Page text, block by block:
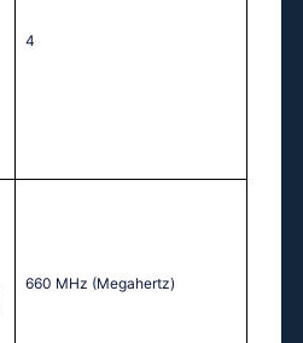
4
660 MHz (Megahertz)